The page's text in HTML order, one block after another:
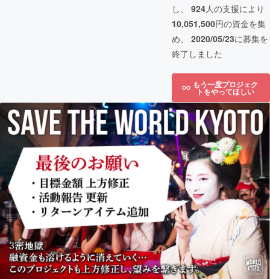
し、 924人の支援により
10,051,500円の資金を集
め、 2020/05/23に募集を
終了しました
もう一度プロジェク
トをやってほしい